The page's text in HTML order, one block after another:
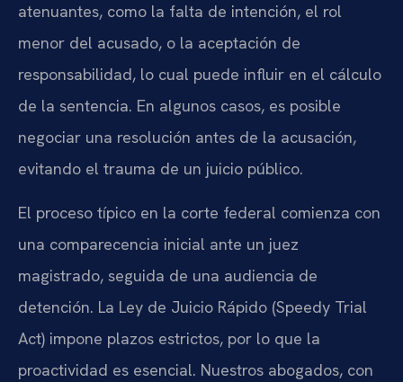
atenuantes, como la falta de intención, el rol
menor del acusado, o la aceptación de
responsabilidad, lo cual puede influir en el cálculo
de la sentencia. En algunos casos, es posible
negociar una resolución antes de la acusación,
evitando el trauma de un juicio público.
El proceso típico en la corte federal comienza con
una comparecencia inicial ante un juez
magistrado, seguida de una audiencia de
detención. La Ley de Juicio Rápido (Speedy Trial
Act) impone plazos estrictos, por lo que la
proactividad es esencial. Nuestros abogados, con